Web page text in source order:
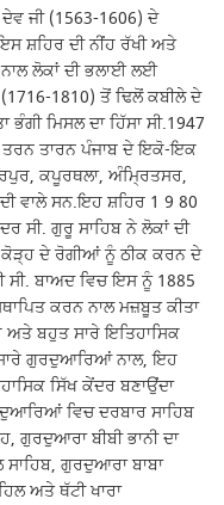
ਜੀ (1563-1606) ਦੇ
ਸ਼ਹਿਰ ਦੀ ਨੀਂਹ ਰੱਖੀ ਅਤੇ
ਨਾਲ ਲੋਕਾਂ ਦੀ ਭਲਾਈ ਲਈ
1810) ਤੋਂ ਢਿਲੋਂ ਕਬੀਲੇ ਦੇ
ਮਿਸਲ ਦਾ ਹਿੱਸਾ ਸੀ.1947
ਤਰਨ ਤਾਰਨ ਪੰਜਾਬ ਦੇ ਇਕੋ-ਇਕ
ਕਪੂਰਥਲਾ, ਅੰਮ੍ਰਿਤਸਰ,
ਵਾਲੇ ਸਨ.ਇਹ ਸ਼ਹਿਰ 1 9 80
ਸੀ. ਗੁਰੂ ਸਾਹਿਬ ਨੇ ਲੋਕਾਂ ਦੀ
ਕੋੜ੍ਹ ਦੇ ਰੋਗੀਆਂ ਨੂੰ ਠੀਕ ਕਰਨ ਦੇ
ਸੀ. ਬਾਅਦ ਵਿਚ ਇਸ ਨੂੰ 1885
ਕਰਨ ਨਾਲ ਮਜ਼ਬੂਤ ​​ਕੀਤਾ
ਬਹੁਤ ਸਾਰੇ ਇਤਿਹਾਸਿਕ
ਗੁਰਦੁਆਰਿਆਂ ਨਾਲ, ਇਹ
ਸਿੱਖ ਕੇਂਦਰ ਬਣਾਉਂਦਾ
ਵਿਚ ਦਰਬਾਰ ਸਾਹਿਬ
ਬੀਬੀ ਭਾਨੀ ਦਾ
ਗੁਰਦੁਆਰਾ ਬਾਬਾ
ਅਤੇ ਥੱਟੀ ਖਾਰਾ